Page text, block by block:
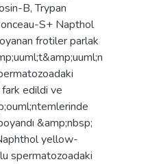
B, Trypan
S+ Napthol
frotiler parlak
edildi ve
&amp;nbsp;
yellow-
spermatozoadaki